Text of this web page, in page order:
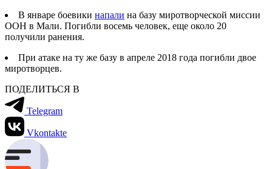
В январе боевики напали на базу миротворческой миссии
ООН в Мали. Погибли восемь человек, еще около 20
получили ранения.
При атаке на ту же базу в апреле 2018 года погибли двое
миротворцев.
ПОДЕЛИТЬСЯ В
Telegram
Vkontakte